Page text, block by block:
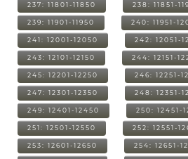
237: 11801-11850 238: 11851-
239: 11901-11950 240: 11951-
241: 12001-12050 242: 12051-
243: 12101-12150 244: 12151-
245: 12201-12250 246: 12251-
247: 12301-12350 248: 12351-
249: 12401-12450 250: 12451-
251: 12501-12550 252: 12551-
253: 12601-12650 254: 12651-